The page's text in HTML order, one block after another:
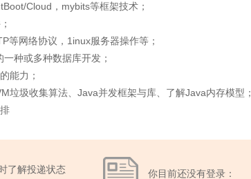
Cloud，mybits等框架技术；
等网络协议，1inux服务器操作等；
种或多种数据库开发；
能力；
垃圾收集算法、Java并发框架与库、了解Java内存模型；
了解投递状态 你目前还没有登录：